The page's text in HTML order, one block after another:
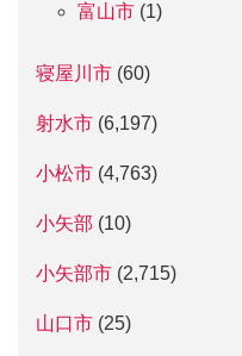
富山市 (1)
寝屋川市 (60)
射水市 (6,197)
小松市 (4,763)
小矢部 (10)
小矢部市 (2,715)
山口市 (25)